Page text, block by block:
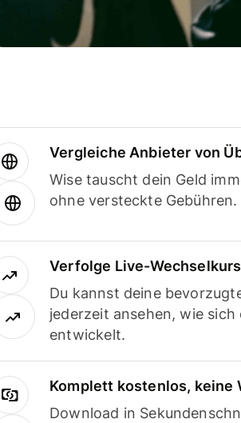
Vergleiche Anbieter von
Wise tauscht dein Geld
ohne versteckte Gebühren.
Verfolge Live-
Du kannst deine
jederzeit ansehen, wie
entwickelt.
Komplett kostenlos, keine
Download in